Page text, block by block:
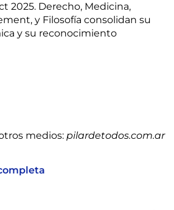
2025. Derecho, Medicina,
y Filosofía consolidan su
y su reconocimiento
medios: pilardetodos.com.ar